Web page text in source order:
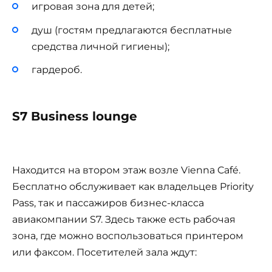
игровая зона для детей;
душ (гостям предлагаются бесплатные
средства личной гигиены);
гардероб.
S7 Business lounge
Находится на втором этаж возле Vienna Café.
Бесплатно обслуживает как владельцев Priority
Pass, так и пассажиров бизнес-класса
авиакомпании S7. Здесь также есть рабочая
зона, где можно воспользоваться принтером
или факсом. Посетителей зала ждут: